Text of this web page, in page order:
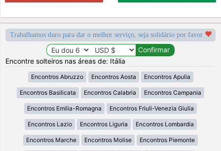
Trabalhamos duro para dar o melhor serviço, seja solidário por favor
Encontre solteiros nas áreas de: Itália
Encontros Abruzzo Encontros Aosta Encontros Apulia
Encontros Basilicata Encontros Calabria Encontros Campania
Encontros Emilia-Romagna Encontros Friuli-Venezia Giulia
Encontros Lazio Encontros Liguria Encontros Lombardia
Encontros Marche Encontros Molise Encontros Piemonte